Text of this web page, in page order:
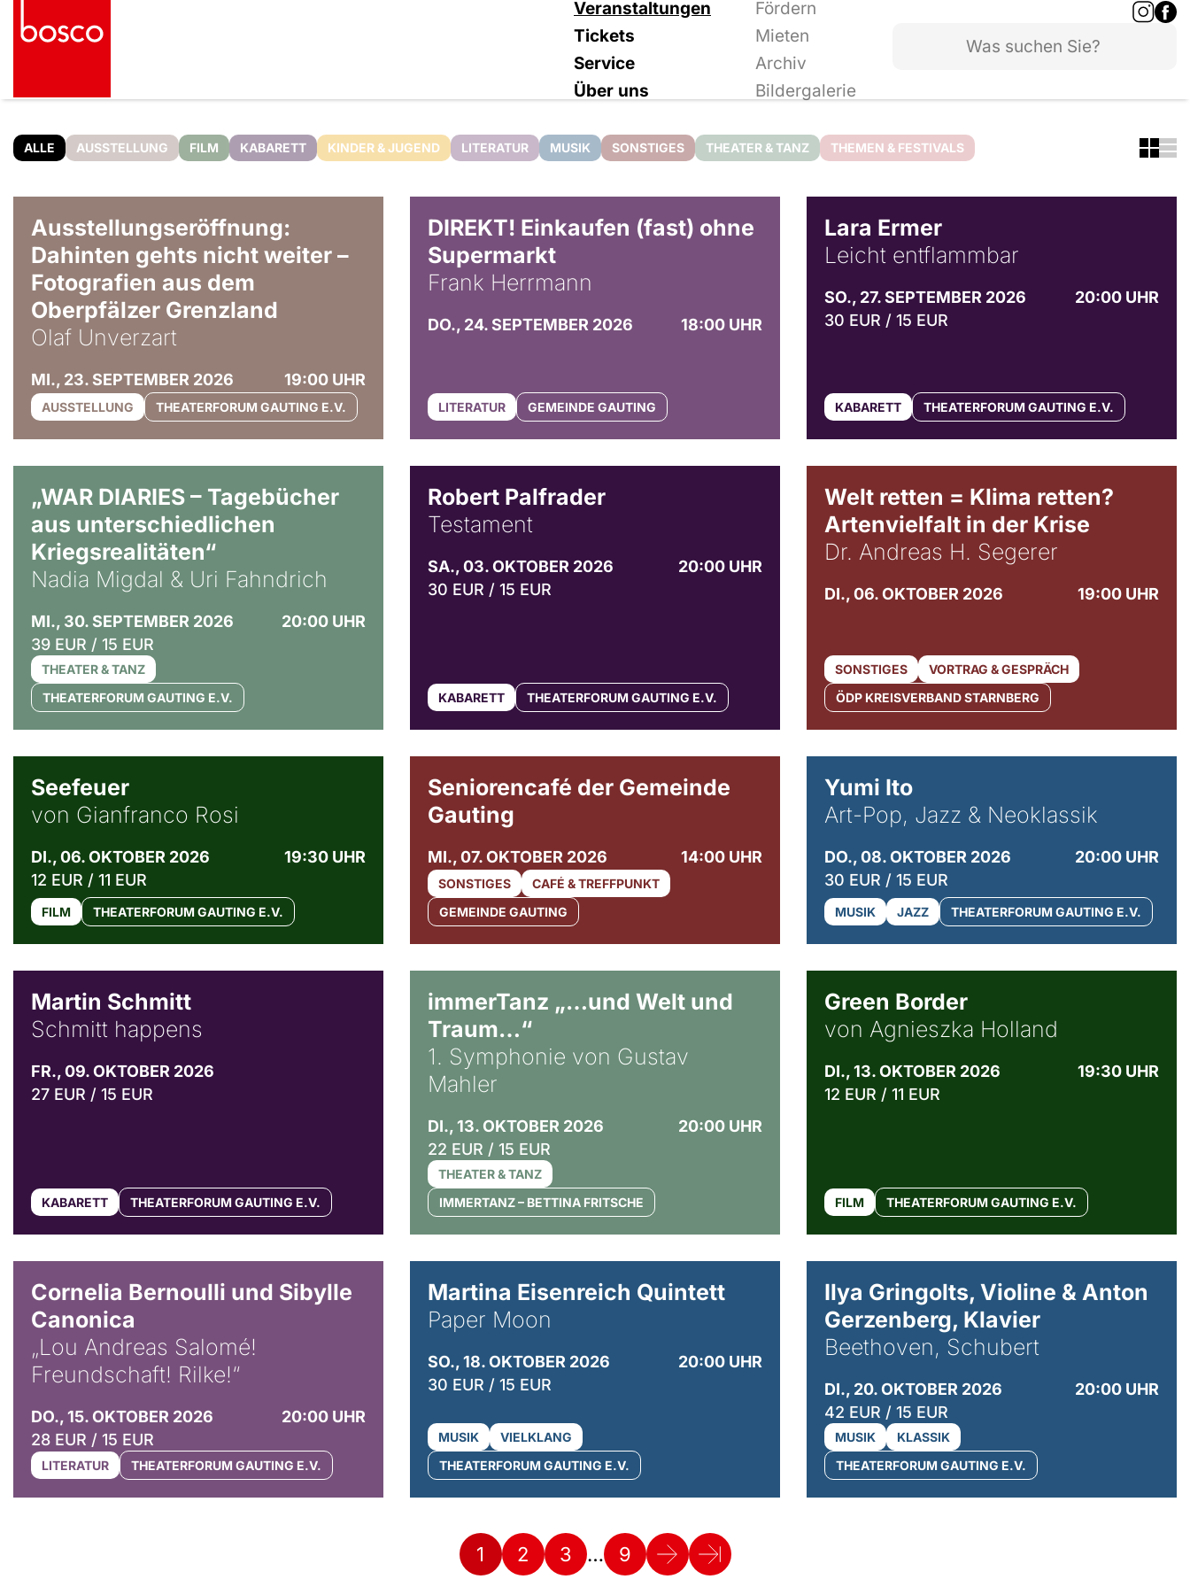
Veranstaltungen
Fördern
Tickets
Mieten
Service
Archiv
Über uns
Bildergalerie
ALLE AUSSTELLUNG FILM KABARETT KINDER & JUGEND LITERATUR MUSIK SONSTIGES THEATER & TANZ THEMEN & FESTIVALS
Ausstellungseröffnung:
Dahinten gehts nicht weiter –
Fotografien aus dem
Oberpfälzer Grenzland
Olaf Unverzart
MI., 23. SEPTEMBER 2026 19:00 UHR
AUSSTELLUNG THEATERFORUM GAUTING E.V.
DIREKT! Einkaufen (fast) ohne
Supermarkt
Frank Herrmann
DO., 24. SEPTEMBER 2026 18:00 UHR
LITERATUR GEMEINDE GAUTING
Lara Ermer
Leicht entflammbar
SO., 27. SEPTEMBER 2026
20:00 UHR
30 EUR / 15 EUR
KABARETT THEATERFORUM GAUTING E.V.
„WAR DIARIES – Tagebücher
aus unterschiedlichen
Kriegsrealitäten“
Nadia Migdal & Uri Fahndrich
MI., 30. SEPTEMBER 2026
20:00 UHR
39 EUR / 15 EUR
THEATER & TANZ
THEATERFORUM GAUTING E.V.
Robert Palfrader
Testament
SA., 03. OKTOBER 2026
20:00 UHR
30 EUR / 15 EUR
KABARETT THEATERFORUM GAUTING E.V.
Welt retten = Klima retten?
Artenvielfalt in der Krise
Dr. Andreas H. Segerer
DI., 06. OKTOBER 2026 19:00 UHR
SONSTIGES
VORTRAG & GESPRÄCH
ÖDP KREISVERBAND STARNBERG
Seefeuer
von Gianfranco Rosi
DI., 06. OKTOBER 2026
19:30 UHR
12 EUR / 11 EUR
FILM THEATERFORUM GAUTING E.V.
Seniorencafé der Gemeinde
Gauting
MI., 07. OKTOBER 2026 14:00 UHR
SONSTIGES
CAFÉ & TREFFPUNKT
GEMEINDE GAUTING
Yumi Ito
Art-Pop, Jazz & Neoklassik
DO., 08. OKTOBER 2026
20:00 UHR
30 EUR / 15 EUR
MUSIK JAZZ THEATERFORUM GAUTING E.V.
Martin Schmitt
Schmitt happens
FR., 09. OKTOBER 2026
27 EUR / 15 EUR
KABARETT THEATERFORUM GAUTING E.V.
immerTanz „…und Welt und
Traum…“
1. Symphonie von Gustav
Mahler
DI., 13. OKTOBER 2026
20:00 UHR
22 EUR / 15 EUR
THEATER & TANZ
IMMERTANZ – BETTINA FRITSCHE
Green Border
von Agnieszka Holland
DI., 13. OKTOBER 2026
19:30 UHR
12 EUR / 11 EUR
FILM THEATERFORUM GAUTING E.V.
Cornelia Bernoulli und Sibylle
Canonica
„Lou Andreas Salomé!
Freundschaft! Rilke!“
DO., 15. OKTOBER 2026
20:00 UHR
28 EUR / 15 EUR
LITERATUR THEATERFORUM GAUTING E.V.
Martina Eisenreich Quintett
Paper Moon
SO., 18. OKTOBER 2026
20:00 UHR
30 EUR / 15 EUR
MUSIK
VIELKLANG
THEATERFORUM GAUTING E.V.
Ilya Gringolts, Violine & Anton
Gerzenberg, Klavier
Beethoven, Schubert
DI., 20. OKTOBER 2026
20:00 UHR
42 EUR / 15 EUR
MUSIK
KLASSIK
THEATERFORUM GAUTING E.V.
1 2 3 … 9